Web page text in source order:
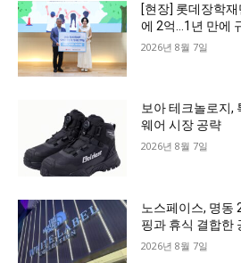
[현장] 롯데장학재
에 2억…1년 만에
2026년 8월 7일
보아 테크놀로지,
웨어 시장 공략
2026년 8월 7일
노스페이스, 명동
핑과 휴식 결합한
2026년 8월 7일